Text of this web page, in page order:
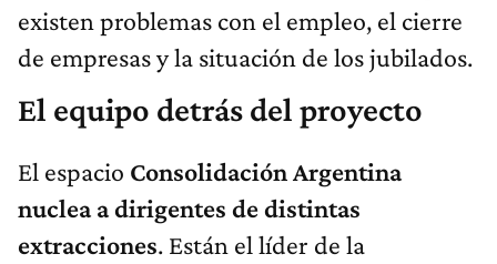
existen problemas con el empleo, el cierre
de empresas y la situación de los jubilados.
El equipo detrás del proyecto
El espacio Consolidación Argentina
nuclea a dirigentes de distintas
extracciones. Están el líder de la